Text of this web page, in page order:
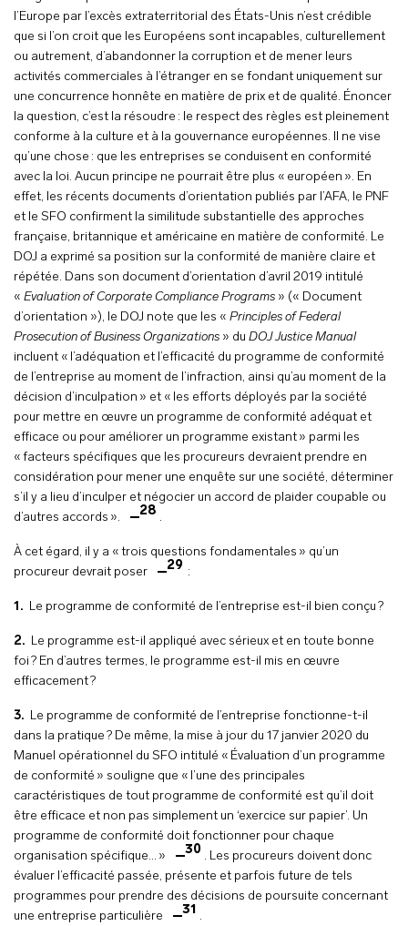
l’Europe par l’excès extraterritorial des États-Unis n’est crédible
que si l’on croit que les Européens sont incapables, culturellement
ou autrement, d’abandonner la corruption et de mener leurs
activités commerciales à l’étranger en se fondant uniquement sur
une concurrence honnête en matière de prix et de qualité. Énoncer
la question, c’est la résoudre : le respect des règles est pleinement
conforme à la culture et à la gouvernance européennes. Il ne vise
qu’une chose : que les entreprises se conduisent en conformité
avec la loi. Aucun principe ne pourrait être plus « européen ». En
effet, les récents documents d’orientation publiés par l’AFA, le PNF
et le SFO confirment la similitude substantielle des approches
française, britannique et américaine en matière de conformité. Le
DOJ a exprimé sa position sur la conformité de manière claire et
répétée. Dans son document d’orientation d’avril 2019 intitulé
« Evaluation of Corporate Compliance Programs » (« Document
d’orientation »), le DOJ note que les « Principles of Federal
Prosecution of Business Organizations » du DOJ Justice Manual
incluent « l’adéquation et l’efficacité du programme de conformité
de l’entreprise au moment de l’infraction, ainsi qu’au moment de la
décision d’inculpation » et « les efforts déployés par la société
pour mettre en œuvre un programme de conformité adéquat et
efficace ou pour améliorer un programme existant » parmi les
« facteurs spécifiques que les procureurs devraient prendre en
considération pour mener une enquête sur une société, déterminer
s’il y a lieu d’inculper et négocier un accord de plaider coupable ou
d’autres accords ».
28 .
À cet égard, il y a « trois questions fondamentales » qu’un
procureur devrait poser
29 :
1. Le programme de conformité de l’entreprise est-il bien conçu ?
2. Le programme est-il appliqué avec sérieux et en toute bonne
foi ? En d’autres termes, le programme est-il mis en œuvre
efficacement ?
3. Le programme de conformité de l’entreprise fonctionne-t-il
dans la pratique ? De même, la mise à jour du 17 janvier 2020 du
Manuel opérationnel du SFO intitulé « Évaluation d’un programme
de conformité » souligne que « l’une des principales
caractéristiques de tout programme de conformité est qu’il doit
être efficace et non pas simplement un ‘exercice sur papier’. Un
programme de conformité doit fonctionner pour chaque
organisation spécifique… »
30 . Les procureurs doivent donc
évaluer l’efficacité passée, présente et parfois future de tels
programmes pour prendre des décisions de poursuite concernant
une entreprise particulière
31 .